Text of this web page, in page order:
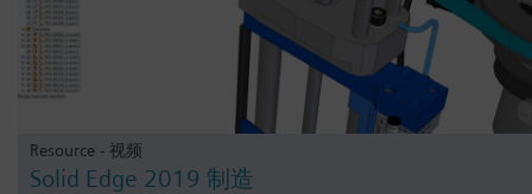
Resource - 视频
Solid Edge 2019 制造